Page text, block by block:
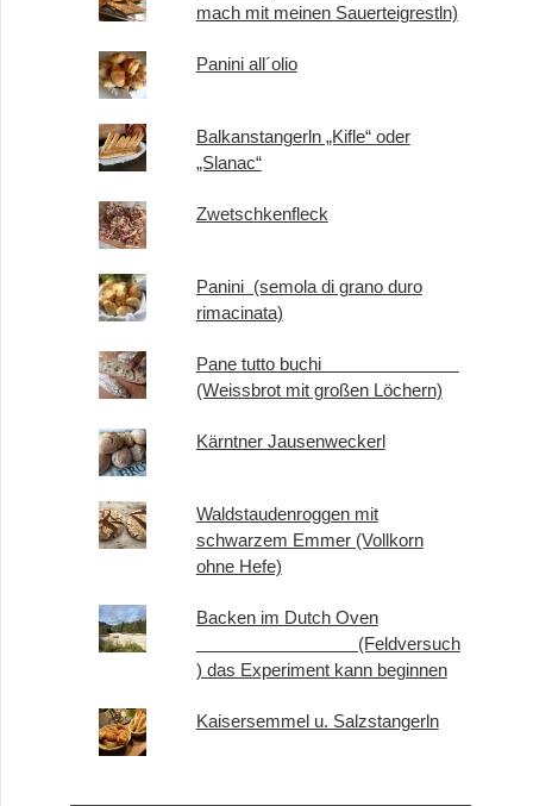
mach mit meinen Sauerteigrestln)
Panini all´olio
Balkanstangerln „Kifle“ oder
„Slanac“
Zwetschkenfleck
Panini (semola di grano duro
rimacinata)
Pane tutto buchi
(Weissbrot mit großen Löchern)
Kärntner Jausenweckerl
Waldstaudenroggen mit
schwarzem Emmer (Vollkorn
ohne Hefe)
Backen im Dutch Oven
(Feldversuch
) das Experiment kann beginnen
Kaisersemmel u. Salzstangerln